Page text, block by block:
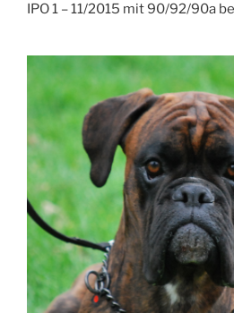
IPO 1 – 11/2015 mit 90/92/90a